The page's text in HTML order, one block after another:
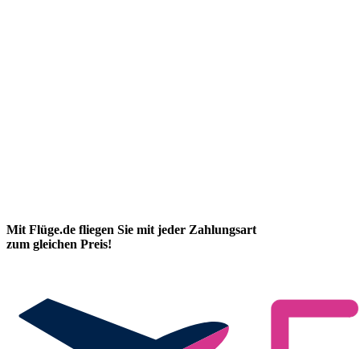
Mit Flüge.de fliegen Sie mit jeder Zahlungsart
zum gleichen Preis!